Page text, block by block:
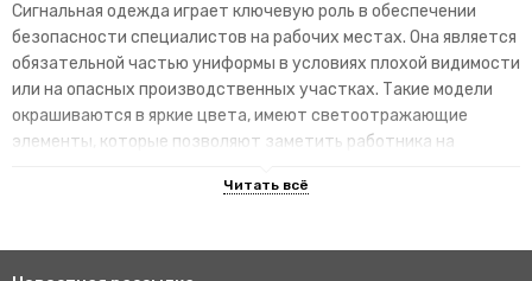
Сигнальная одежда играет ключевую роль в обеспечении
безопасности специалистов на рабочих местах. Она является
обязательной частью униформы в условиях плохой видимости
или на опасных производственных участках. Такие модели
окрашиваются в яркие цвета, имеют светоотражающие
элементы, которые позволяют заметить работника на
изделий